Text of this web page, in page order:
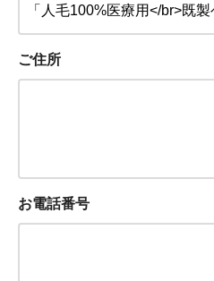
ご住所
お電話番号